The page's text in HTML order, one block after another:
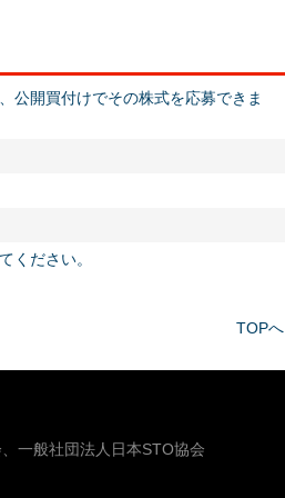
公開買付けでその株式を応募できま
ください。
TOPへ
一般社団法人日本STO協会